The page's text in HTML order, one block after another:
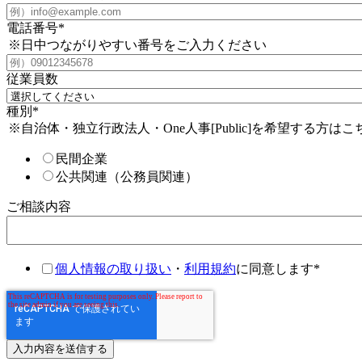
電話番号*
※日中つながりやすい番号をご入力ください
従業員数
種別 *
※自治体・独立行政法人・One人事[Public]を希望する方はこ
民間企業
公共関連（公務員関連）
ご相談内容
個人情報の取り扱い ・ 利用規約に同意します*